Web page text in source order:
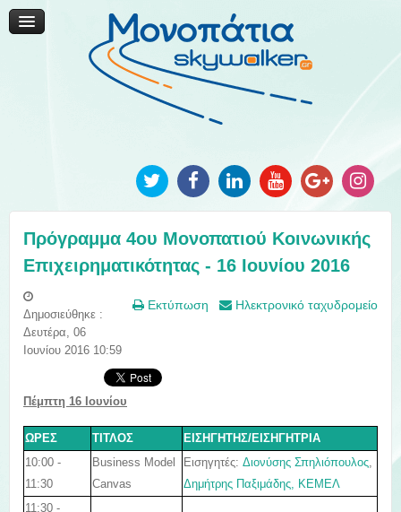
Μονοπάτια Καινοτομίας
Μονοπάτια Τοπικής Ανάπτυξης
Ανακοινώσεις
Φωτογραφίες
Πρόγραμμα 4ου Μονοπατιού Κοινωνικής
Επιχειρηματικότητας - 16 Ιουνίου 2016
Εκτύπωση Ηλεκτρονικό ταχυδρομείο
Δημοσιεύθηκε :
Δευτέρα, 06
Ιουνίου 2016 10:59
Πέμπτη 16 Ιουνίου
ΩΡΕΣ ΤΙΤΛΟΣ
ΕΙΣΗΓΗΤΗΣ/ΕΙΣΗΓΗΤΡΙΑ
10:00 -
11:30
Business Model
Canvas
Εισηγητές: Διονύσης Σπηλιόπουλος,
Δημήτρης Παξιμάδης, ΚΕΜΕΛ
11:30 -